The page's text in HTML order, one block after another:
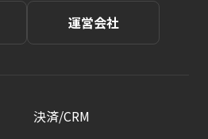
運営会社
決済/CRM